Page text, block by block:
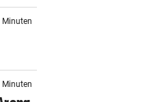
Minuten
Minuten